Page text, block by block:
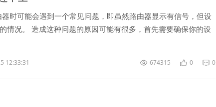
时可能会遇到一个常见问题，即虽然路由器显示有信号，但设
情况。 造成这种问题的原因可能有很多，首先需要确保你的设
12:33:31 674315 0 0